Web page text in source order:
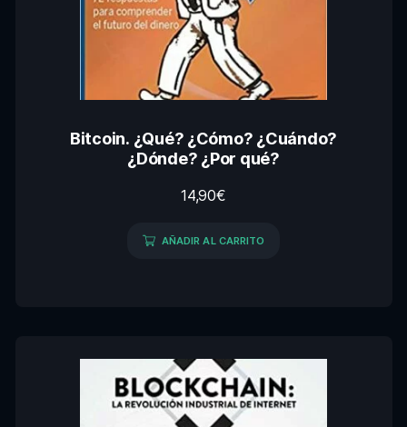
Bitcoin. ¿Qué? ¿Cómo? ¿Cuándo?
¿Dónde? ¿Por qué?
14,90€
AÑADIR AL CARRITO